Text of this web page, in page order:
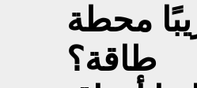
محطة
طاقة؟